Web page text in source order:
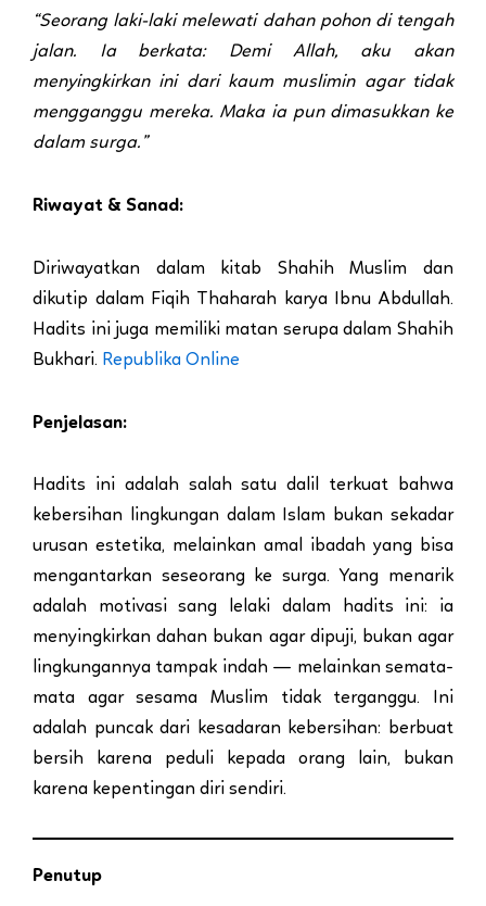
“Seorang laki-laki melewati dahan pohon di tengah
jalan. Ia berkata: Demi Allah, aku akan
menyingkirkan ini dari kaum muslimin agar tidak
mengganggu mereka. Maka ia pun dimasukkan ke
dalam surga.”
Riwayat & Sanad:
Diriwayatkan dalam kitab Shahih Muslim dan
dikutip dalam Fiqih Thaharah karya Ibnu Abdullah.
Hadits ini juga memiliki matan serupa dalam Shahih
Bukhari. Republika Online
Penjelasan:
Hadits ini adalah salah satu dalil terkuat bahwa
kebersihan lingkungan dalam Islam bukan sekadar
urusan estetika, melainkan amal ibadah yang bisa
mengantarkan seseorang ke surga. Yang menarik
adalah motivasi sang lelaki dalam hadits ini: ia
menyingkirkan dahan bukan agar dipuji, bukan agar
lingkungannya tampak indah — melainkan semata-
mata agar sesama Muslim tidak terganggu. Ini
adalah puncak dari kesadaran kebersihan: berbuat
bersih karena peduli kepada orang lain, bukan
karena kepentingan diri sendiri.
Penutup